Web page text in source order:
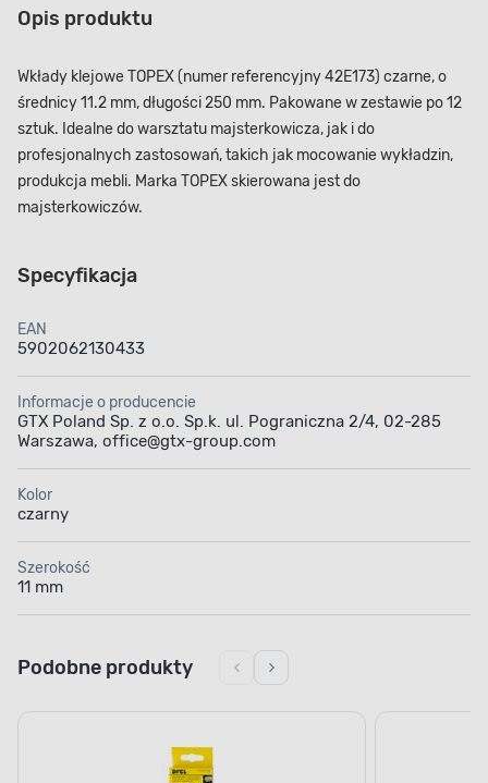
Opis produktu
Wkłady klejowe TOPEX (numer referencyjny 42E173) czarne, o
średnicy 11.2 mm, długości 250 mm. Pakowane w zestawie po 12
sztuk. Idealne do warsztatu majsterkowicza, jak i do
profesjonalnych zastosowań, takich jak mocowanie wykładzin,
produkcja mebli. Marka TOPEX skierowana jest do
majsterkowiczów.
Specyfikacja
EAN
5902062130433
Informacje o producencie
GTX Poland Sp. z o.o. Sp.k. ul. Pograniczna 2/4, 02-285
Warszawa, office@gtx-group.com
Kolor
czarny
Szerokość
11 mm
Podobne produkty